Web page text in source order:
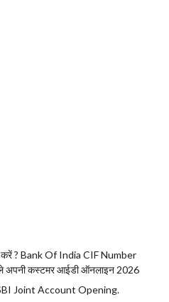
? Bank Of India CIF Number
अपनी कस्टमर आईडी ऑनलाइन 2026
Joint Account Opening.